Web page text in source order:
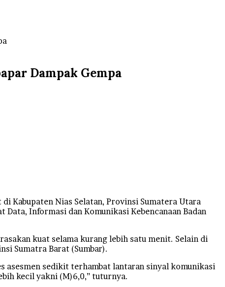
Dampak Gempa
Kabupaten Nias Selatan, Provinsi Sumatera Utara
Informasi dan Komunikasi Kebencanaan Badan
kuat selama kurang lebih satu menit. Selain di
Sumatra Barat (Sumbar).
asesmen sedikit terhambat lantaran sinyal komunikasi
kecil yakni (M)6,0,” tuturnya.